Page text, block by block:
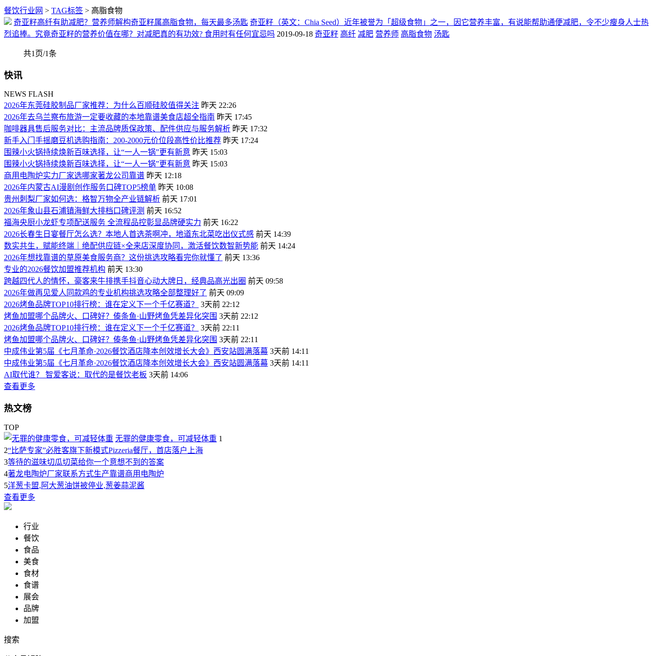
餐饮行业网 > TAG标签 > 高脂食物
奇亚籽高纤有助减肥？营养师解构奇亚籽属高脂食物，每天最多汤匙 奇亚籽（英文：Chia Seed）近年被誉为「超级食物」之一，因它营养丰富，有说能帮助通便减肥，令不少瘦身人士热
烈追捧。究竟奇亚籽的营养价值在哪？对减肥真的有功效? 食用时有任何宜忌吗 2019-09-18 奇亚籽 高纤 减肥 营养师 高脂食物 汤匙
共1页/1条
快讯
NEWS FLASH
2026年东莞硅胶制品厂家推荐：为什么百顺硅胶值得关注 昨天 22:26
2026年去乌兰察布旅游一定要收藏的本地靠谱美食店超全指南 昨天 17:45
咖啡器具售后服务对比：主流品牌质保政策、配件供应与服务解析 昨天 17:32
新手入门手摇磨豆机选购指南：200-2000元价位段高性价比推荐 昨天 17:24
围辣小火锅持续焕新百味选择，让“一人一锅”更有新意 昨天 15:03
围辣小火锅持续焕新百味选择，让“一人一锅”更有新意 昨天 15:03
商用电陶炉实力厂家选哪家著龙公司靠谱 昨天 12:18
2026年内蒙古AI漫剧创作服务口碑TOP5榜单 昨天 10:08
贵州刺梨厂家如何选：格智万物全产业链解析 前天 17:01
2026年象山县石浦镇海鲜大排档口碑评测 前天 16:52
福海央厨小龙虾专项配送服务 全流程品控彰显品牌硬实力 前天 16:22
2026长春生日宴餐厅怎么选？本地人首选茶啊冲，地道东北菜吃出仪式感 前天 14:39
数实共生，赋能终端｜绝配供应链×全来店深度协同，激活餐饮数智新势能 前天 14:24
2026年想找靠谱的草原美食服务商？这份挑选攻略看完你就懂了 前天 13:36
专业的2026餐饮加盟推荐机构 前天 13:30
跨越四代人的情怀，豪客来牛排携手抖音心动大牌日，经典品高光出圈 前天 09:58
2026年做再见爱人同款鸡的专业机构挑选攻略全部整理好了 前天 09:09
2026烤鱼品牌TOP10排行榜：谁在定义下一个千亿赛道？
3天前 22:12
烤鱼加盟哪个品牌火、口碑好？傣条鱼·山野烤鱼凭差异化突围 3天前 22:12
2026烤鱼品牌TOP10排行榜：谁在定义下一个千亿赛道？
3天前 22:11
烤鱼加盟哪个品牌火、口碑好？傣条鱼·山野烤鱼凭差异化突围 3天前 22:11
中成伟业第5届《七月革命·2026餐饮酒店降本创效增长大会》西安站圆满落幕 3天前 14:11
中成伟业第5届《七月革命·2026餐饮酒店降本创效增长大会》西安站圆满落幕 3天前 14:11
AI取代谁？ 智爱客说：取代的是餐饮老板 3天前 14:06
查看更多
热文榜
TOP
无罪的健康零食，可减轻体重 1
2“比萨专家”必胜客旗下新模式Pizzeria餐厅，首店落户上海
3等待的滋味切瓜切菜给你一个意想不到的答案
4著龙电陶炉厂家联系方式生产靠谱商用电陶炉
5洋葱卡盟,阿大葱油饼被停业,葱姜蒜泥酱
查看更多
行业
餐饮
食品
美食
食材
食谱
展会
品牌
加盟
搜索